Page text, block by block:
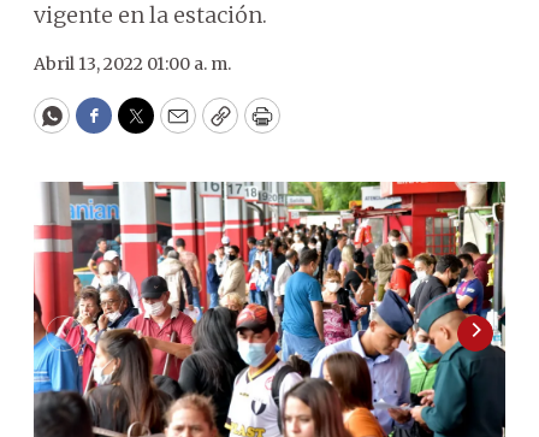
vigente en la estación.
Abril 13, 2022 01:00 a. m.
WhatsApp
Facebook
Twitter
EmailCopyPrint